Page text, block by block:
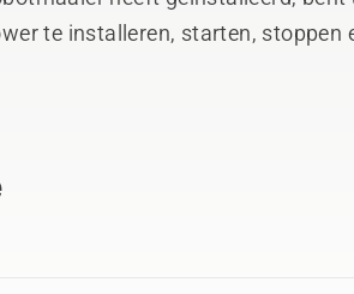
te installeren, starten, stoppen